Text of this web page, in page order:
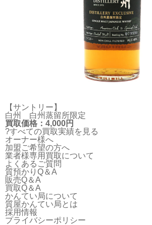
【サントリー】
白州 白州蒸留所限定
買取価格：4,000円
?すべての買取実績を見る
オーナー様へ
加盟ご希望の方へ
業者様専用買取について
よくあるご質問
質預かりQ＆A
販売Q＆A
買取Q＆A
かんてい局について
質屋かんてい局とは
採用情報
プライバシーポリシー